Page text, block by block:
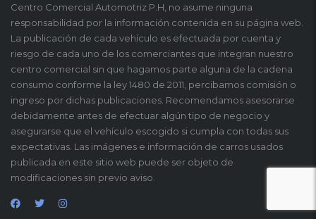
Centro Comercial Automotriz P.H, no asume ninguna
responsabilidad por la información contenida en su página web.
La publicación de cada vehículo es efectuada por cuenta y
riesgo de cada uno de los comerciantes que integran nuestro
centro comercial sin que hagamos parte alguna de la cadena
consumo conforme la ley 1480 de 2011, percibamos comisión o
ingreso por dichas publicaciones. Recomendamos asesorarse
debidamente antes de efectuar algún tipo de negocio y
asegurarse que el vehículo escogido si cumpla con todas sus
expectativas. Las imágenes e información de carros usados
publicada en este sitio web puede ser objeto de
modificaciones sin previo aviso.